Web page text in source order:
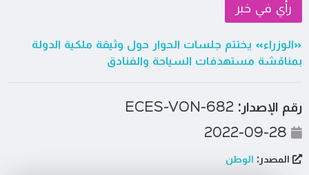
رأي في خبر
«الوزراء» يختتم جلسات الحوار حول وثيقة ملكية الدولة
بمناقشة مستهدفات السياحة والفنادق
رقم الإصدار:
المصدر: الوطن